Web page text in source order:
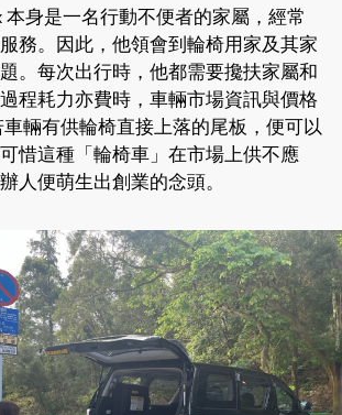
本身是一名行動不便者的家屬，經常
務。因此，他領會到輪椅用家及其家
。每次出行時，他都需要攙扶家屬和
程耗力亦費時，車輛市場資訊與價格
輛有供輪椅直接上落的尾板，便可以
惜這種「輪椅車」在市場上供不應
人便萌生出創業的念頭。